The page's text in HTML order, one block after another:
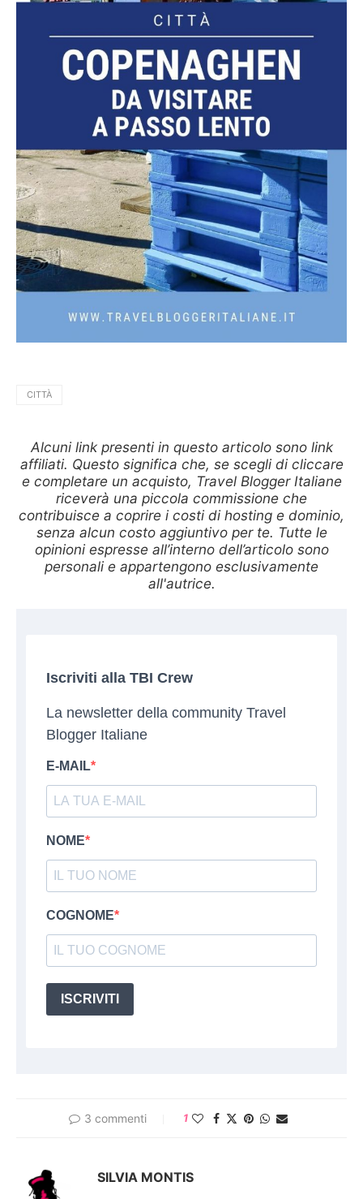
CITTÀ
Alcuni link presenti in questo articolo sono link
affiliati. Questo significa che, se scegli di cliccare
e completare un acquisto, Travel Blogger Italiane
riceverà una piccola commissione che
contribuisce a coprire i costi di hosting e dominio,
senza alcun costo aggiuntivo per te. Tutte le
opinioni espresse all’interno dell’articolo sono
personali e appartengono esclusivamente
all'autrice.
Iscriviti alla TBI Crew
La newsletter della community Travel
Blogger Italiane
E-MAIL
NOME
COGNOME
ISCRIVITI
3 commenti 1
SILVIA MONTIS